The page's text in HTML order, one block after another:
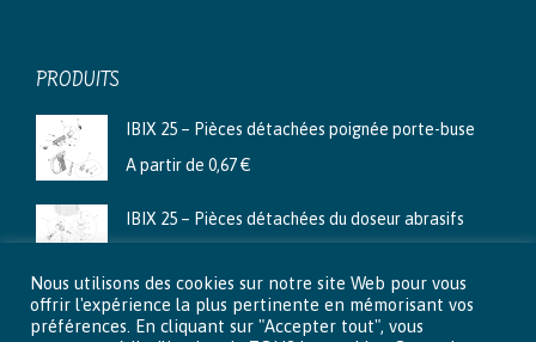
PRODUITS
IBIX 25 – Pièces détachées poignée porte-buse
A partir de 0,67€
IBIX 25 – Pièces détachées du doseur abrasifs
Ibix 9 - Pièces détachées du doseur abrasifs
A partir de2,66€
Nous utilisons des cookies sur notre site Web pour vous
offrir l'expérience la plus pertinente en mémorisant vos
préférences. En cliquant sur "Accepter tout", vous